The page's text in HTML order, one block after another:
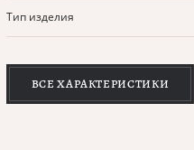
Тип изделия
ВСЕ ХАРАКТЕРИСТИКИ